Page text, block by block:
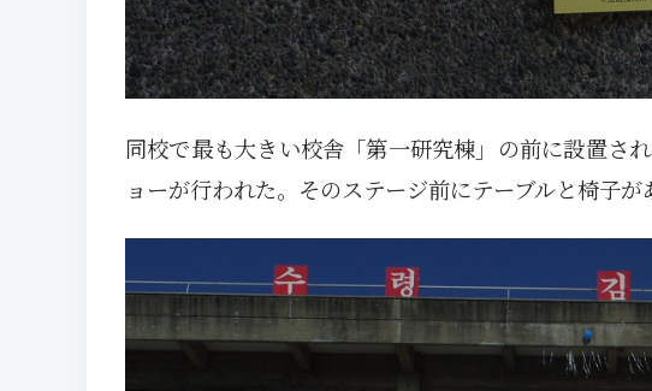
同校で最も大きい校舎「第一研究棟」の前に設置さ
ョーが行われた。そのステージ前にテーブルと椅子